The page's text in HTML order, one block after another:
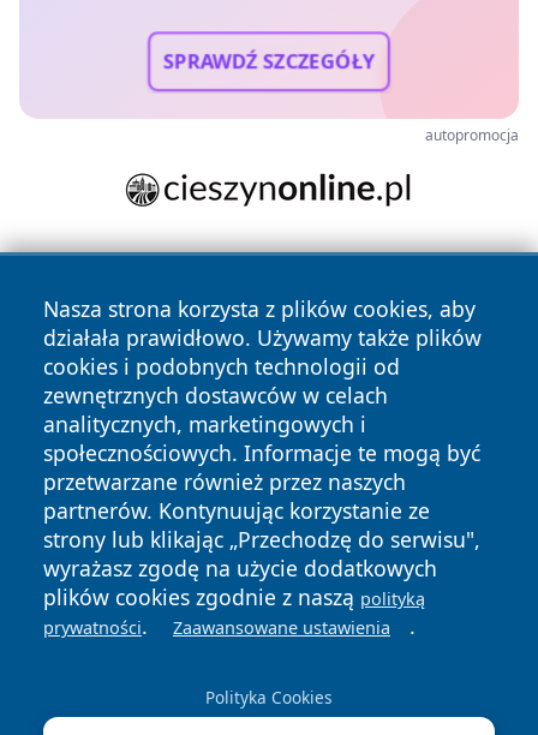
SPRAWDŹ SZCZEGÓŁY
autopromocja
Nasza strona korzysta z plików cookies, aby
działała prawidłowo. Używamy także plików
cookies i podobnych technologii od
zewnętrznych dostawców w celach
analitycznych, marketingowych i
społecznościowych. Informacje te mogą być
przetwarzane również przez naszych
partnerów. Kontynuując korzystanie ze
strony lub klikając „Przechodzę do serwisu",
wyrażasz zgodę na użycie dodatkowych
plików cookies zgodnie z naszą polityką
prywatności. Zaawansowane ustawienia .
Polityka Cookies
Copyright © 2026 przemyslonline.pl Wszystkie prawa
zastrzeżone.
News Autorzy
Polityka
Prywatności
Polityka
Cookies